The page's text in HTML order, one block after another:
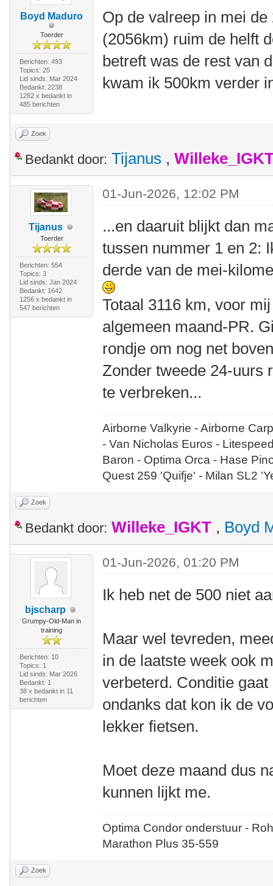
Boyd Maduro
Toerder
Berichten: 493
Topics: 25
Lid sinds: Mar 2024
Bedankt: 2238
1282 x bedankt in
485 berichten
Op de valreep in mei
(2056km) ruim de helft
betreft was de rest van
kwam ik 500km verder
Zoek
Bedankt door: Tijanus ,
Tijanus
Toerder
Berichten: 554
Topics: 3
Lid sinds: Jan 2024
Bedankt: 1642
1256 x bedankt in
547 berichten
01-Jun-2026, 12:02 PM
...en daaruit blijkt dan
tussen nummer 1 en 2:
derde van de mei-
Totaal 3116 km, voor
algemeen maand-PR.
rondje om nog net
Zonder tweede 24-uurs
te verbreken...
Airborne Valkyrie - Airborne
- Van Nicholas Euros -
Baron - Optima Orca - Hase
Quest 259 'Quifje' - Milan SL2
Zoek
Bedankt door: Willeke_IGKT , Boyd
bjscharp
Grumpy-Old-Man in
training
Berichten: 10
Topics: 1
Lid sinds: Mar 2026
Bedankt: 1
38 x bedankt in 11
berichten
01-Jun-2026, 01:20 PM
Ik heb net de 500 niet
Maar wel tevreden,
in de laatste week ook
verbeterd. Conditie
ondanks dat kon ik de
lekker fietsen.
Moet deze maand dus
kunnen lijkt me.
Optima Condor onderstuur -
Marathon Plus 35-559
Zoek